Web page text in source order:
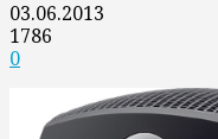
03.06.2013
1786
0